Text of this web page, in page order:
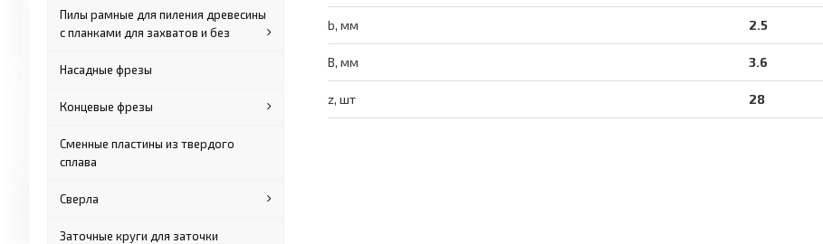
Пилы рамные для пиления древесины
с планками для захватов и без
Насадные фрезы
Концевые фрезы
Сменные пластины из твердого
сплава
Сверла
Заточные круги для заточки
b, мм 2.5
B, мм 3.6
z, шт 28